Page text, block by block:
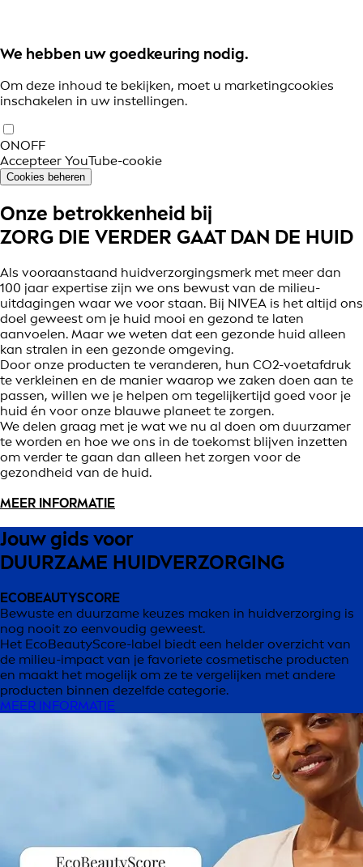
We hebben uw goedkeuring nodig.
Om deze inhoud te bekijken, moet u marketingcookies
inschakelen in uw instellingen.
ONOFF
Accepteer YouTube-cookie
Cookies beheren
Onze betrokkenheid bij
ZORG DIE VERDER GAAT DAN DE HUID
Als vooraanstaand huidverzorgingsmerk met meer dan
100 jaar expertise zijn we ons bewust van de milieu-
uitdagingen waar we voor staan. Bij NIVEA is het altijd ons
doel geweest om je huid mooi en gezond te laten
aanvoelen. Maar we weten dat een gezonde huid alleen
kan stralen in een gezonde omgeving.
Door onze producten te veranderen, hun CO2-voetafdruk
te verkleinen en de manier waarop we zaken doen aan te
passen, willen we je helpen om tegelijkertijd goed voor je
huid én voor onze blauwe planeet te zorgen.
We delen graag met je wat we nu al doen om duurzamer
te worden en hoe we ons in de toekomst blijven inzetten
om verder te gaan dan alleen het zorgen voor de
gezondheid van de huid.
MEER INFORMATIE
Jouw gids voor
DUURZAME HUIDVERZORGING
ECOBEAUTYSCORE
Bewuste en duurzame keuzes maken in huidverzorging is
nog nooit zo eenvoudig geweest.
Het EcoBeautyScore-label biedt een helder overzicht van
de milieu-impact van je favoriete cosmetische producten
en maakt het mogelijk om ze te vergelijken met andere
producten binnen dezelfde categorie.
MEER INFORMATIE